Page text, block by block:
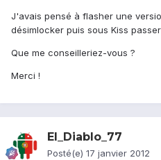
J'avais pensé à flasher une
désimlocker puis sous Kiss
Que me conseilleriez-vous ?
Merci !
El_Diablo_77
Posté(e) 17 janvier 2012